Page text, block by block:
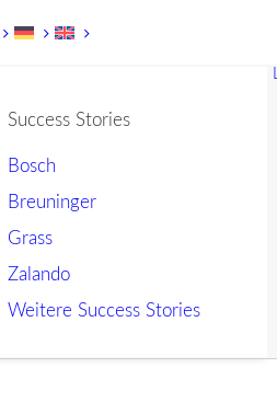
Success Stories
Bosch
Breuninger
Grass
Zalando
Weitere Success Stories